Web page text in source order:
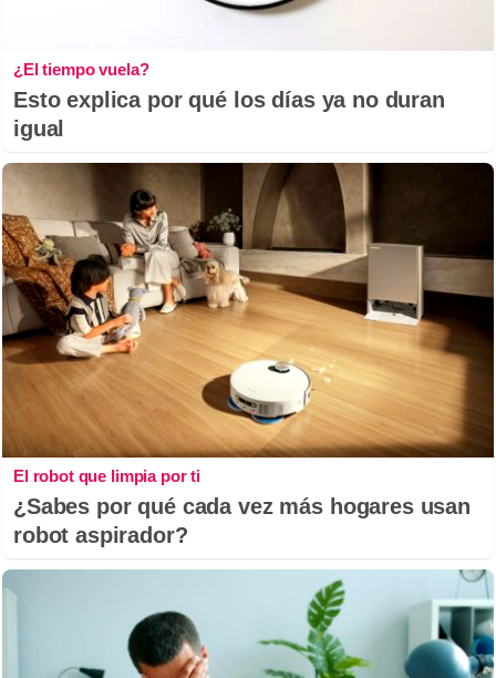
¿El tiempo vuela?
Esto explica por qué los días ya no duran
igual
El robot que limpia por ti
¿Sabes por qué cada vez más hogares usan
robot aspirador?